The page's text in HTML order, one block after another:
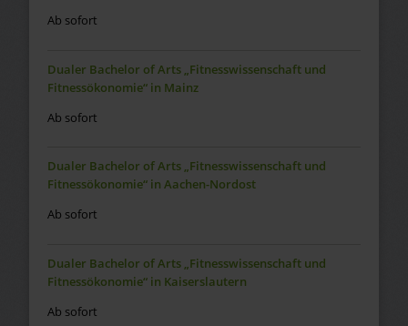
Ab sofort
Dualer Bachelor of Arts „Fitnesswissenschaft und
Fitnessökonomie“ in Mainz
Ab sofort
Dualer Bachelor of Arts „Fitnesswissenschaft und
Fitnessökonomie“ in Aachen-Nordost
Ab sofort
Dualer Bachelor of Arts „Fitnesswissenschaft und
Fitnessökonomie“ in Kaiserslautern
Ab sofort